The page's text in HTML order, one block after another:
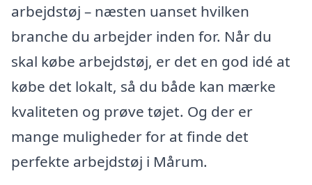
arbejdstøj – næsten uanset hvilken
branche du arbejder inden for. Når du
skal købe arbejdstøj, er det en god idé at
købe det lokalt, så du både kan mærke
kvaliteten og prøve tøjet. Og der er
mange muligheder for at finde det
perfekte arbejdstøj i Mårum.